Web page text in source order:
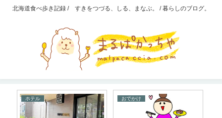
北海道食べ歩き記録 / すきをつづる、しる、まなぶ。 / 暮らしのブログ。
ホテル おでかけ